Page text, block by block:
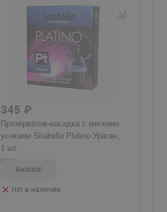
345 ₽
Презерватив-насадка с мягкими
усиками Sitabella Platino Ураган,
1 шт
Аналог
Нет в наличии